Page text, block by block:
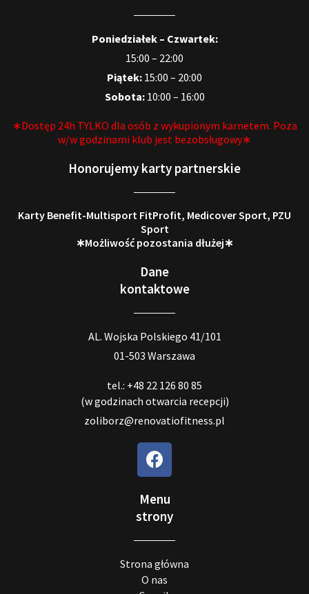
Poniedziałek – Czwartek:
15:00 – 22:00
Piątek: 15:00 – 20:00
Sobota:10:00 – 16:00
∗Dostęp 24h TYLKO dla osób z wykupionym karnetem. Poza
w/w godzinami klub jest bezobsługowy∗
Honorujemy karty partnerskie
Karty Benefit-Multisport FitProfit, Medicover Sport, PZU
Sport
∗Możliwość pozostania dłużej∗
Dane
kontaktowe
AL. Wojska Polskiego 41/101
01-503 Warszawa
tel.: +48 22 126 80 85
(w godzinach otwarcia recepcji)
zoliborz@renovatiofitness.pl
Menu
strony
Strona główna
O nas